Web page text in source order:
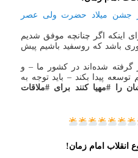
اینکه اگر چنانچه موفق‌ شدیم
باشد که روسفید باشیم پیش
گرفته شده‌اند در کشور ما – و
پیدا بکند – باید توجه به
را #مهیا کنند برای #ملاقات
انقلاب امام زمان!